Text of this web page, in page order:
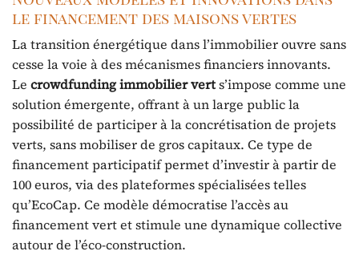
le financement des maisons vertes
La transition énergétique dans l’immobilier ouvre sans
cesse la voie à des mécanismes financiers innovants.
Le crowdfunding immobilier verts’impose comme une
solution émergente, offrant à un large public la
possibilité de participer à la concrétisation de projets
verts, sans mobiliser de gros capitaux. Ce type de
financement participatif permet d’investir à partir de
100 euros, via des plateformes spécialisées telles
qu’EcoCap. Ce modèle démocratise l’accès au
financement vert et stimule une dynamique collective
autour de l’éco-construction.